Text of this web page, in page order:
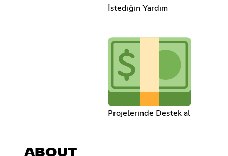
İstediğin Yardım
Projelerinde Destek al
ABOUT